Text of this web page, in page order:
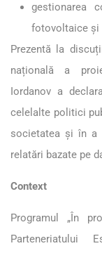
gestionarea
fotovoltaice și
Prezentă la
națională a
Iordanov a
celelalte politici
societatea și în a
relatări bazate pe
Context
Programul „În
Parteneriatului